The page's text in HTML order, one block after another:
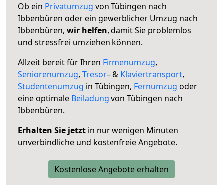
Ob ein Privatumzug von Tübingen nach
Ibbenbüren oder ein gewerblicher Umzug nach
Ibbenbüren, wir helfen, damit Sie problemlos
und stressfrei umziehen können.
Allzeit bereit für Ihren Firmenumzug,
Seniorenumzug, Tresor– & Klaviertransport,
Studentenumzug in Tübingen, Fernumzug oder
eine optimale Beiladung von Tübingen nach
Ibbenbüren.
Erhalten Sie jetzt in nur wenigen Minuten
unverbindliche und kostenfreie Angebote.
Kostenlose Angebote erhalten